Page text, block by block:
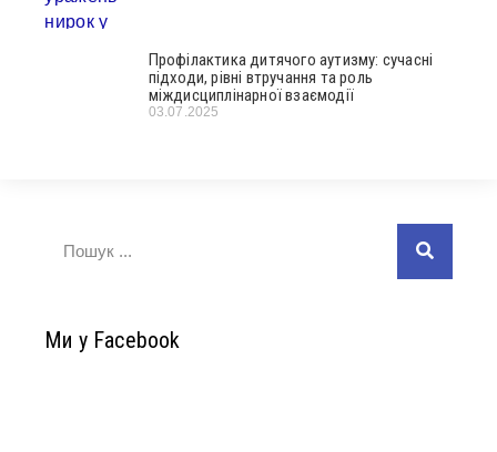
Профілактика дитячого аутизму: сучасні
підходи, рівні втручання та роль
міждисциплінарної взаємодії
03.07.2025
Ми у Facebook